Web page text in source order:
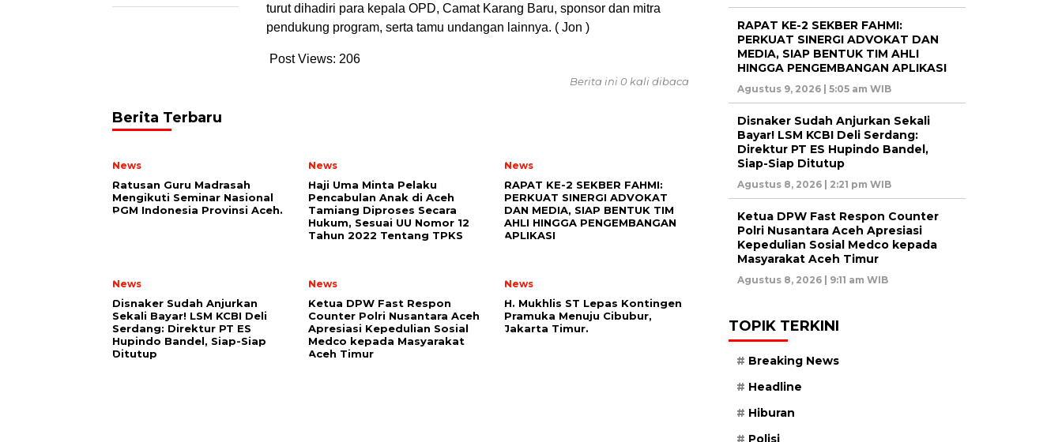
turut dihadiri para kepala OPD, Camat Karang Baru, sponsor dan mitra
pendukung program, serta tamu undangan lainnya. ( Jon )
Post Views: 206
Berita ini 0 kali dibaca
Berita Terbaru
News
Ratusan Guru Madrasah
Mengikuti Seminar Nasional
PGM Indonesia Provinsi Aceh.
News
Haji Uma Minta Pelaku
Pencabulan Anak di Aceh
Tamiang Diproses Secara
Hukum, Sesuai UU Nomor 12
Tahun 2022 Tentang TPKS
News
RAPAT KE-2 SEKBER FAHMI:
PERKUAT SINERGI ADVOKAT
DAN MEDIA, SIAP BENTUK TIM
AHLI HINGGA PENGEMBANGAN
APLIKASI
News
Disnaker Sudah Anjurkan
Sekali Bayar! LSM KCBI Deli
Serdang: Direktur PT ES
Hupindo Bandel, Siap-Siap
Ditutup
News
Ketua DPW Fast Respon
Counter Polri Nusantara Aceh
Apresiasi Kepedulian Sosial
Medco kepada Masyarakat
Aceh Timur
News
H. Mukhlis ST Lepas Kontingen
Pramuka Menuju Cibubur,
Jakarta Timur.
RAPAT KE-2 SEKBER FAHMI:
PERKUAT SINERGI ADVOKAT DAN
MEDIA, SIAP BENTUK TIM AHLI
HINGGA PENGEMBANGAN APLIKASI
Agustus 9, 2026 | 5:05 am WIB
Disnaker Sudah Anjurkan Sekali
Bayar! LSM KCBI Deli Serdang:
Direktur PT ES Hupindo Bandel,
Siap-Siap Ditutup
Agustus 8, 2026 | 2:21 pm WIB
Ketua DPW Fast Respon Counter
Polri Nusantara Aceh Apresiasi
Kepedulian Sosial Medco kepada
Masyarakat Aceh Timur
Agustus 8, 2026 | 9:11 am WIB
TOPIK TERKINI
Breaking News
Headline
Hiburan
Polisi